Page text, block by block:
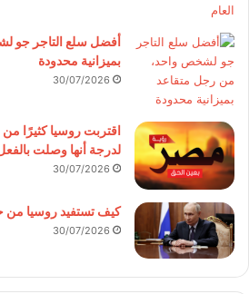
أفضل سلع التاجر جو
بميزانية محدودة
30/07/2026
اقتربت روسيا كثيرًا
لدرجة أنها وصلت
30/07/2026
كيف تستفيد روسيا
30/07/2026